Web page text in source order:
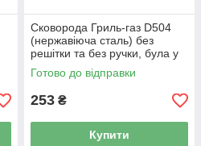
Сковорода Гриль-газ D504
(нержавіюча сталь) без
решітки та без ручки, була у
використанні
Готово до відправки
253 ₴
Купити